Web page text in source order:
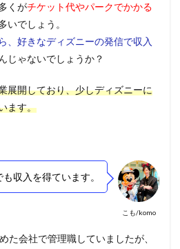
くがチケット代やパークでかかる
いでしょう。
、好きなディズニーの発信で収入
じゃないでしょうか？
展開しており、少しディズニーに
ます。
こも/komo
収入を得ています。
た会社で管理職していましたが、